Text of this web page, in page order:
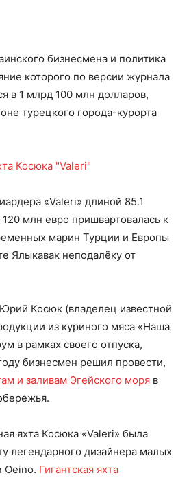
бизнесмена и политика
которого по версии журнала
в 1 млрд 100 млн долларов,
турецкого города-курорта
«Valeri» длиной 85.1
млн евро пришвартовалась к
марин Турции и Европы
Ялыкавак неподалёку от
Косюк (владелец известной
из куриного мяса «Наша
в рамках своего отпуска,
бизнесмен решил провести,
и заливам Эгейского моря в
яхта Косюка «Valeri» была
легендарного дизайнера малых
Oeino. Гигантская яхта